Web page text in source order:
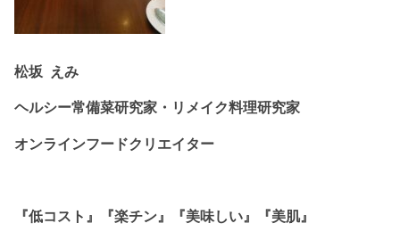
松坂 えみ
ヘルシー常備菜研究家・リメイク料理研究家
オンラインフードクリエイター
『低コスト』『楽チン』『美味しい』『美肌』